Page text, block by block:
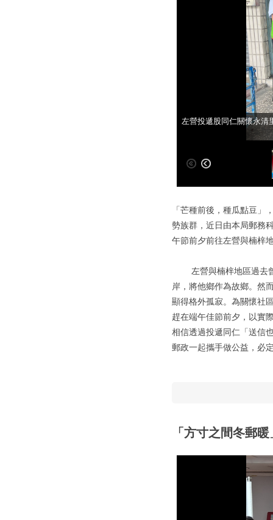
高雄郵局投遞同仁關懷眷
左營投遞股同仁關懷永清
「芒種前後，種瓜點豆
勢族群，近日由本局郵務
午節前夕前往左營與楠梓
左營與楠梓地區過去曾
岸，將他鄉作為故鄉。然
顯得格外孤寂。為關懷社
趕在端午佳節前夕，以實
相信透過投遞同仁「送信
郵政一起攜手做公益，必
「方寸之間冬郵